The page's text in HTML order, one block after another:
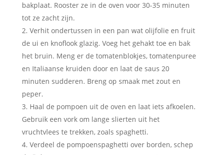
bakplaat. Rooster ze in de oven voor 30-35 minuten
tot ze zacht zijn.
Verhit ondertussen in een pan wat olijfolie en fruit
de ui en knoflook glazig. Voeg het gehakt toe en bak
het bruin. Meng er de tomatenblokjes, tomatenpuree
en Italiaanse kruiden door en laat de saus 20
minuten sudderen. Breng op smaak met zout en
peper.
Haal de pompoen uit de oven en laat iets afkoelen.
Gebruik een vork om lange slierten uit het
vruchtvlees te trekken, zoals spaghetti.
Verdeel de pompoenspaghetti over borden, schep